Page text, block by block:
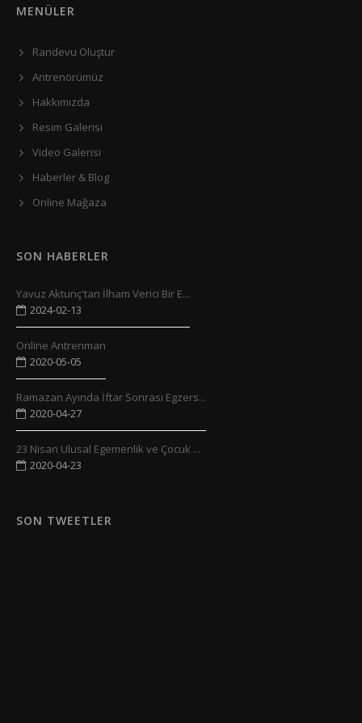
MENÜLER
Randevu Oluştur
Antrenörümüz
Hakkımızda
Resim Galerisi
Video Galerisi
Haberler & Blog
Online Mağaza
SON HABERLER
Yavuz Aktunç'tan İlham Verici Bir E...
2024-02-13
Online Antrenman
2020-05-05
Ramazan Ayında İftar Sonrası Egzers...
2020-04-27
23 Nisan Ulusal Egemenlik ve Çocuk ...
2020-04-23
SON TWEETLER